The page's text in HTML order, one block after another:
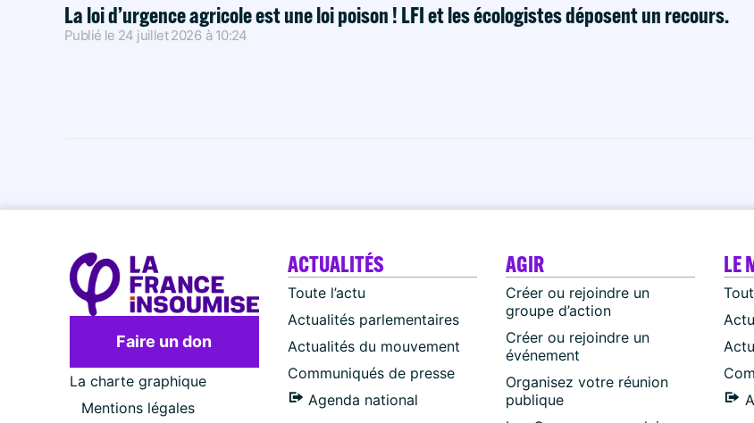
La loi d’urgence agricole est une loi poison ! LFI et les écologistes déposent un recours.
Publié le 24 juillet 2026 à 10:24
Faire un don
La charte graphique
Mentions légales
ACTUALITÉS
Toute l’actu
Actualités parlementaires
Actualités du mouvement
Communiqués de presse
Agenda national
AGIR
Créer ou rejoindre un
groupe d’action
Créer ou rejoindre un
événement
Organisez votre réunion
publique
LE